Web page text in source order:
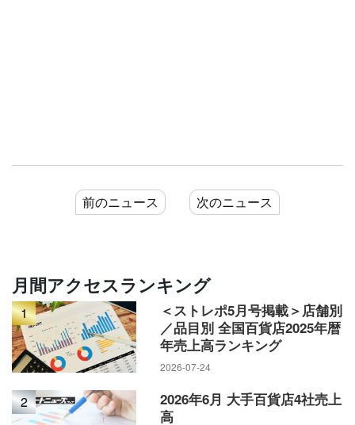
前のニュース 次のニュース
月間アクセスランキング
1
＜ストレポ5月号掲載＞店舗別
／品目別 全国百貨店2025年暦
年売上高ランキング
2026-07-24
2
2026年6月 大手百貨店4社売上
高